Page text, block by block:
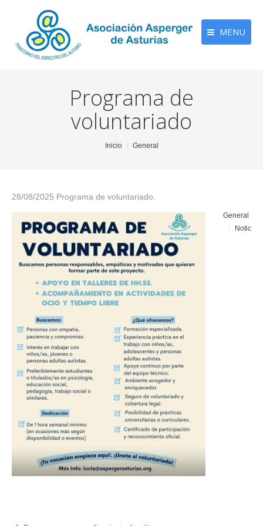
MENU
Programa de
voluntariado
Inicio General
28/08/2025 Programa de voluntariado.
General
Noticias